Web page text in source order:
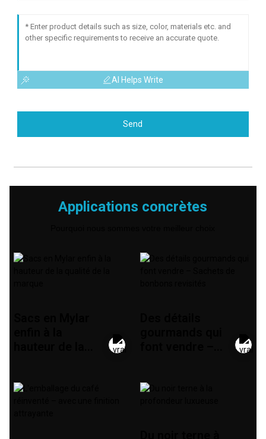
AI Helps Write
Send
Applications concrètes
revisités